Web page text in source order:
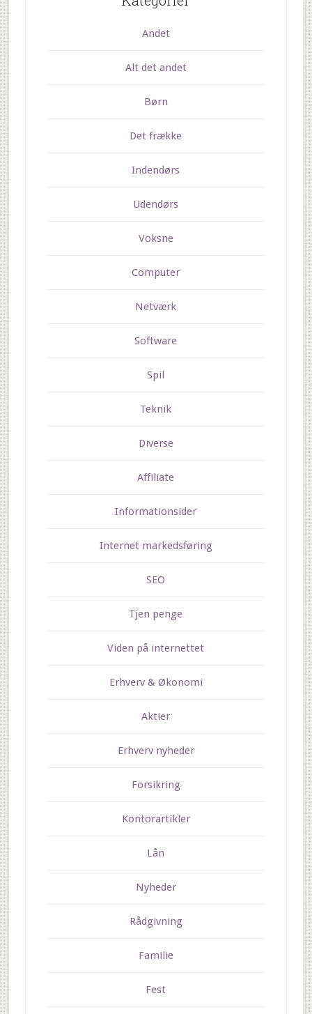
Andet
Alt det andet
Børn
Det frække
Indendørs
Udendørs
Voksne
Computer
Netværk
Software
Spil
Teknik
Diverse
Affiliate
Informationsider
Internet markedsføring
SEO
Tjen penge
Viden på internettet
Erhverv & Økonomi
Aktier
Erhverv nyheder
Forsikring
Kontorartikler
Lån
Nyheder
Rådgivning
Familie
Fest